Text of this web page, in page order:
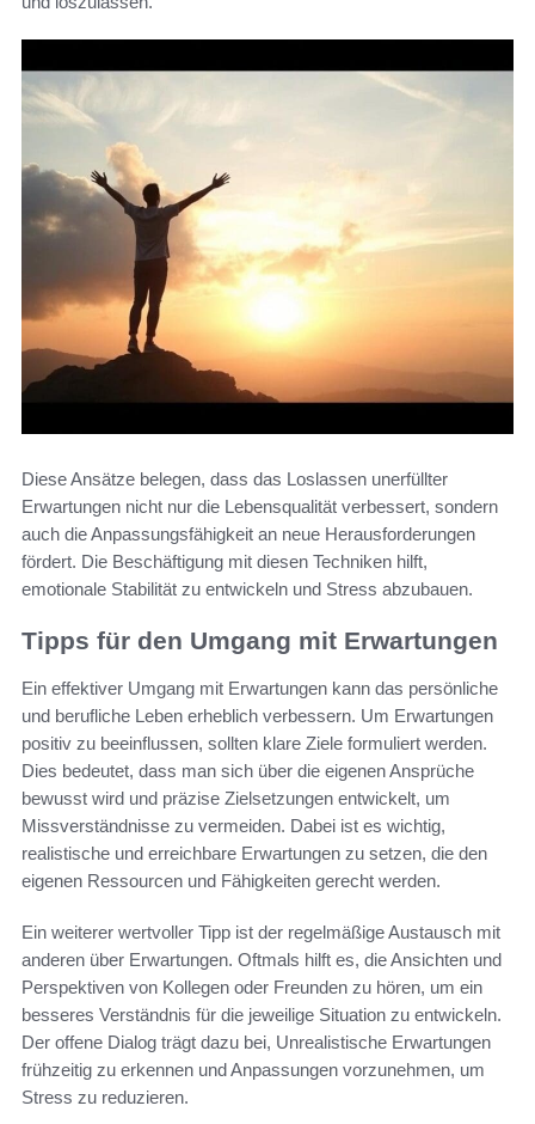
Diese Ansätze belegen, dass das Loslassen unerfüllter
Erwartungen nicht nur die Lebensqualität verbessert, sondern
auch die Anpassungsfähigkeit an neue Herausforderungen
fördert. Die Beschäftigung mit diesen Techniken hilft,
emotionale Stabilität zu entwickeln und Stress abzubauen.
Tipps für den Umgang mit Erwartungen
Ein effektiver Umgang mit Erwartungen kann das persönliche
und berufliche Leben erheblich verbessern. Um Erwartungen
positiv zu beeinflussen, sollten klare Ziele formuliert werden.
Dies bedeutet, dass man sich über die eigenen Ansprüche
bewusst wird und präzise Zielsetzungen entwickelt, um
Missverständnisse zu vermeiden. Dabei ist es wichtig,
realistische und erreichbare Erwartungen zu setzen, die den
eigenen Ressourcen und Fähigkeiten gerecht werden.
Ein weiterer wertvoller Tipp ist der regelmäßige Austausch mit
anderen über Erwartungen. Oftmals hilft es, die Ansichten und
Perspektiven von Kollegen oder Freunden zu hören, um ein
besseres Verständnis für die jeweilige Situation zu entwickeln.
Der offene Dialog trägt dazu bei, Unrealistische Erwartungen
frühzeitig zu erkennen und Anpassungen vorzunehmen, um
Stress zu reduzieren.